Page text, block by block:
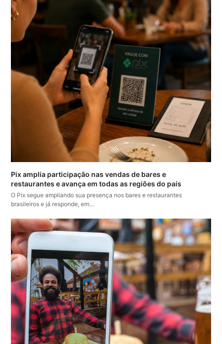
Pix amplia participação nas vendas de bares e
restaurantes e avança em todas as regiões do país
O Pix segue ampliando sua presença nos bares e restaurantes
brasileiros e já responde, em…